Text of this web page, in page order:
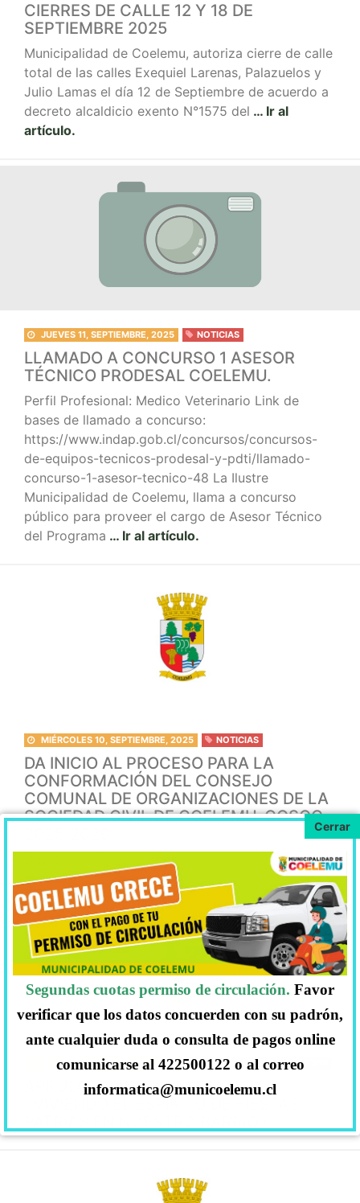
CIERRES DE CALLE 12 Y 18 DE
SEPTIEMBRE 2025
Municipalidad de Coelemu, autoriza cierre de calle
total de las calles Exequiel Larenas, Palazuelos y
Julio Lamas el día 12 de Septiembre de acuerdo a
decreto alcaldicio exento N°1575 del … Ir al
artículo.
JUEVES 11, SEPTIEMBRE, 2025 NOTICIAS
LLAMADO A CONCURSO 1 ASESOR
TÉCNICO PRODESAL COELEMU.
Perfil Profesional: Medico Veterinario Link de
bases de llamado a concurso:
https://www.indap.gob.cl/concursos/concursos-
de-equipos-tecnicos-prodesal-y-pdti/llamado-
concurso-1-asesor-tecnico-48 La Ilustre
Municipalidad de Coelemu, llama a concurso
público para proveer el cargo de Asesor Técnico
del Programa … Ir al artículo.
MIÉRCOLES 10, SEPTIEMBRE, 2025 NOTICIAS
DA INICIO AL PROCESO PARA LA
CONFORMACIÓN DEL CONSEJO
COMUNAL DE ORGANIZACIONES DE LA
SOCIEDAD CIVIL DE COELEMU-COSOC
MARTES 09, SEPTIEMBRE, 2025 ACTIVIDADES NOTICIAS
APRUEBA BASES CONCURSO
«VIVIENDO EL ESPIRITU DE FIESTAS
Segundas cuotas permiso de circulación. Favor
verificar que los datos concuerden con su padrón,
ante cualquier duda o consulta de pagos online
comunicarse al 422500122 o al correo
informatica@municoelemu.cl